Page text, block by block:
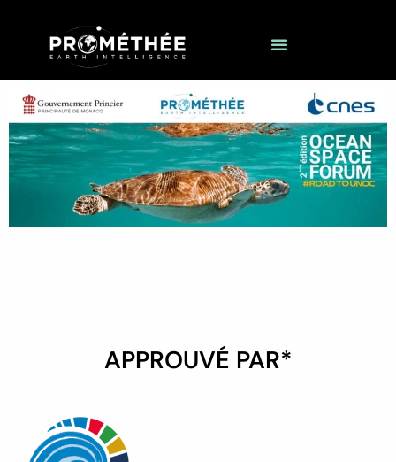
APPROUVÉ PAR*